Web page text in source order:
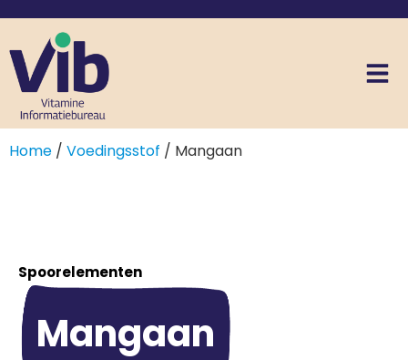
Home / Voedingsstof / Mangaan
Spoorelementen
Mangaan